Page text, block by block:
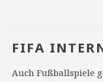
FIFA
Auch Fußballspiele